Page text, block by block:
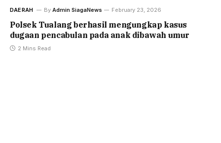
DAERAH By Admin SiagaNews February 23, 2026
Polsek Tualang berhasil mengungkap kasus
dugaan pencabulan pada anak dibawah umur
2 Mins Read